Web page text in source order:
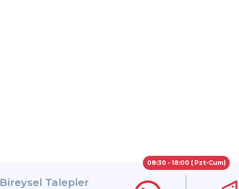
08:30 - 18:00 ( Pzt-Cum)
Bireysel Talepler